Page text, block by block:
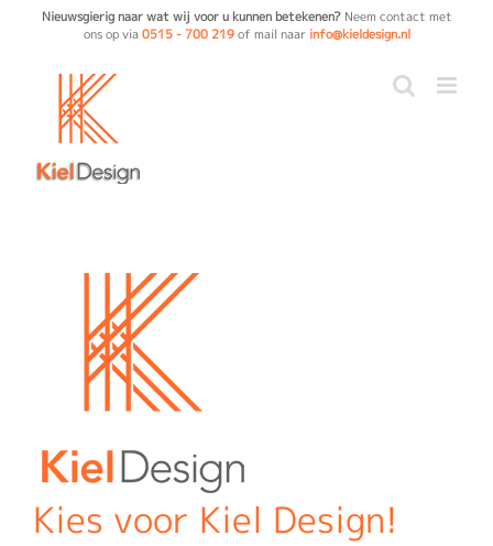
Nieuwsgierig naar wat wij voor u kunnen betekenen?Neem contact met
ons op via0515 - 700 219of mail naar info@kieldesign.nl
Kies voor Kiel Design!